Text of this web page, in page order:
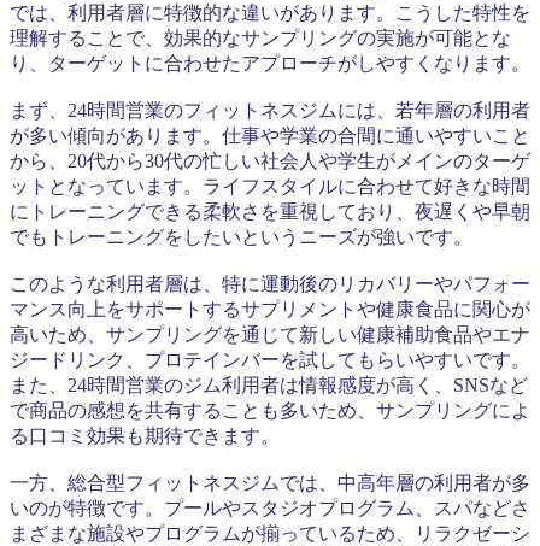
では、利用者層に特徴的な違いがあります。こうした特性を
理解することで、効果的なサンプリングの実施が可能とな
り、ターゲットに合わせたアプローチがしやすくなります。
まず、24時間営業のフィットネスジムには、若年層の利用者
が多い傾向があります。仕事や学業の合間に通いやすいこと
から、20代から30代の忙しい社会人や学生がメインのターゲ
ットとなっています。ライフスタイルに合わせて好きな時間
にトレーニングできる柔軟さを重視しており、夜遅くや早朝
でもトレーニングをしたいというニーズが強いです。
このような利用者層は、特に運動後のリカバリーやパフォー
マンス向上をサポートするサプリメントや健康食品に関心が
高いため、サンプリングを通じて新しい健康補助食品やエナ
ジードリンク、プロテインバーを試してもらいやすいです。
また、24時間営業のジム利用者は情報感度が高く、SNSなど
で商品の感想を共有することも多いため、サンプリングによ
る口コミ効果も期待できます。
一方、総合型フィットネスジムでは、中高年層の利用者が多
いのが特徴です。プールやスタジオプログラム、スパなどさ
まざまな施設やプログラムが揃っているため、リラクゼーシ